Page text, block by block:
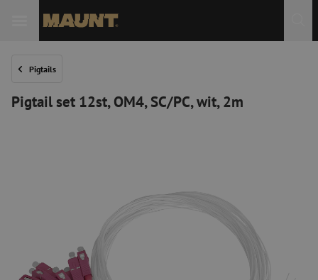
Pigtails
Pigtail set 12st, OM4, SC/PC, wit, 2m